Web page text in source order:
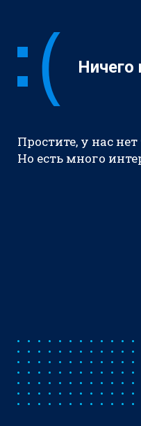
Ничего
Простите, у нас
Но есть много